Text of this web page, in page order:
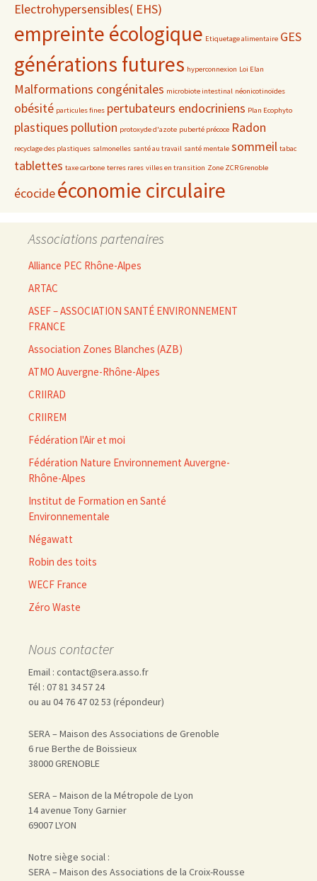
Electrohypersensibles( EHS)
empreinte écologique Etiquetage alimentaire GES
générations futures hyperconnexion Loi Elan
Malformations congénitales microbiote intestinal néonicotinoïdes
obésité particules fines pertubateurs endocriniens Plan Ecophyto
plastiques pollution protoxyde d'azote puberté précoce Radon
recyclage des plastiques salmonelles santé au travail santé mentale sommeil tabac
tablettes taxe carbone terres rares villes en transition Zone ZCR Grenoble
écocideéconomie circulaire
Associations partenaires
Alliance PEC Rhône-Alpes
ARTAC
ASEF – ASSOCIATION SANTÉ ENVIRONNEMENT
FRANCE
Association Zones Blanches (AZB)
ATMO Auvergne-Rhône-Alpes
CRIIRAD
CRIIREM
Fédération l'Air et moi
Fédération Nature Environnement Auvergne-
Rhône-Alpes
Institut de Formation en Santé
Environnementale
Négawatt
Robin des toits
WECF France
Zéro Waste
Nous contacter
Email : contact@sera.asso.fr
Tél : 07 81 34 57 24
ou au 04 76 47 02 53 (répondeur)
SERA – Maison des Associations de Grenoble
6 rue Berthe de Boissieux
38000 GRENOBLE
SERA – Maison de la Métropole de Lyon
14 avenue Tony Garnier
69007 LYON
Notre siège social :
SERA – Maison des Associations de la Croix-Rousse